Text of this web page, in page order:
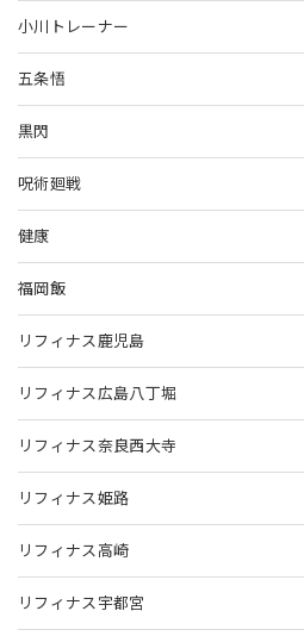
小川トレーナー
五条悟
黒閃
呪術廻戦
健康
福岡飯
リフィナス鹿児島
リフィナス広島八丁堀
リフィナス奈良西大寺
リフィナス姫路
リフィナス高崎
リフィナス宇都宮